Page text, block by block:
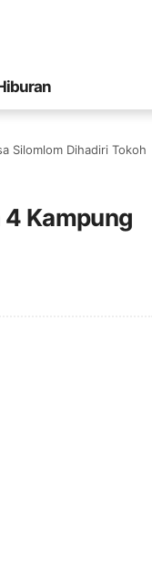
Silomlom Dihadiri Tokoh
Kampung